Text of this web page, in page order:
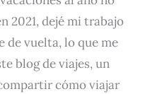
2021, dejé mi trabajo
de vuelta, lo que me
blog de viajes, un
cómo viajar